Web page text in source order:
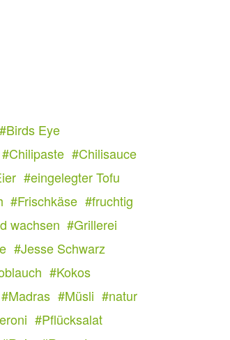
#Birds Eye
#Chilipaste #Chilisauce
#eingelegter Tofu
#Frischkäse #fruchtig
wachsen #Grillerei
#Jesse Schwarz
#Kokos
#Madras #Müsli #natur
#Pflücksalat